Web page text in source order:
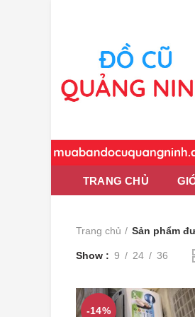
TRANG CHỦ
Trang chủ Sản phẩm
Show 9 24 36
-14%